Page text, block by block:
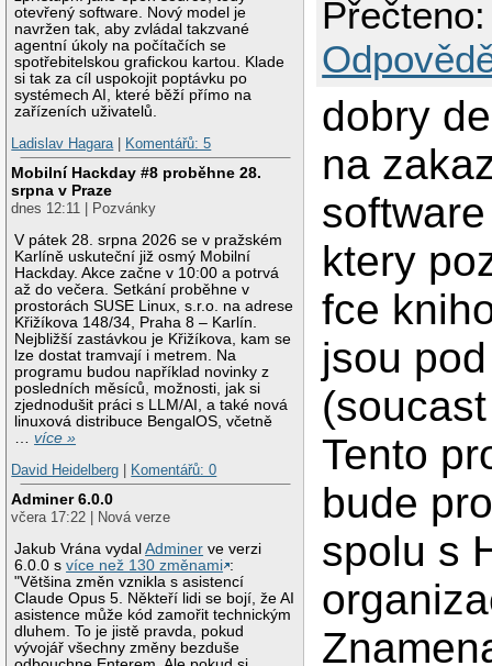
otevřený software. Nový model je
navržen tak, aby zvládal takzvané
agentní úkoly na počítačích se
spotřebitelskou grafickou kartou. Klade
si tak za cíl uspokojit poptávku po
systémech AI, které běží přímo na
zařízeních uživatelů.
Ladislav Hagara| Komentářů: 5
Mobilní Hackday #8 proběhne 28.
srpna v Praze
dnes 12:11 | Pozvánky
V pátek 28. srpna 2026 se v pražském
Karlíně uskuteční již osmý Mobilní
Hackday. Akce začne v 10:00 a potrvá
až do večera. Setkání proběhne v
prostorách SUSE Linux, s.r.o. na adrese
Křižíkova 148/34, Praha 8 – Karlín.
Nejbližší zastávkou je Křižíkova, kam se
lze dostat tramvají i metrem. Na
programu budou například novinky z
posledních měsíců, možnosti, jak si
zjednodušit práci s LLM/AI, a také nová
linuxová distribuce BengalOS, včetně
…více »
David Heidelberg
Komentářů: 0
Adminer 6.0.0
včera 17:22 | Nová verze
Jakub Vrána vydalAdminer ve verzi
6.0.0 svíce než 130 změnami :
"Většina změn vznikla s asistencí
Claude Opus 5. Někteří lidi se bojí, že AI
asistence může kód zamořit technickým
dluhem. To je jistě pravda, pokud
vývojář všechny změny bezduše
dobry
na
ktery
fce
jsou
Tento
bude
spolu s